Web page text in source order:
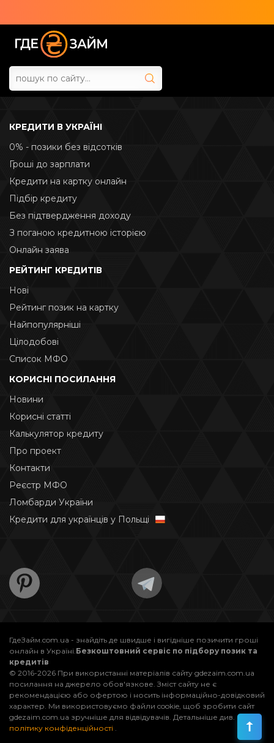
КРЕДИТИ В УКРАЇНІ
0% - позики без відсотків
Гроші до зарплати
Кредити на картку онлайн
Підбір кредиту
Без підтвердження доходу
З поганою кредитною історією
Онлайн заява
РЕЙТИНГ КРЕДИТІВ
Нові
Рейтинг позик на картку
Найпопулярніші
Цілодобові
Список МФО
КОРИСНІ ПОСИЛАННЯ
Новини
Корисні статті
Калькулятор кредиту
Про проект
Контакти
Реєстр МФО
Ломбарди України
Кредити для українців у Польщі
ГдеЗайм.com.ua - знайдіть де швидше і вигідніше позичити гроші
онлайн в Україні.Безкоштовний сервіс по підбору позик та
кредитів
© 2016-2026 При використанні матеріалів сайту gdezaim.com.ua
посилання на джерело обов'язкове. Зміст сайту не є
рекомендацією або офертою і носить інформаційно-довідковий
характер. Ми використовуємо файли cookie, щоб зробити сайт
gdezaim.com.ua зручніше для відвідувачів. Детальніше див.
політику конфіденційності .